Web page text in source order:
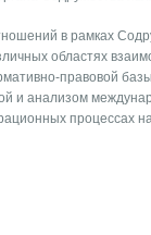
в рамках
областях
правовой
и анализом
процессах